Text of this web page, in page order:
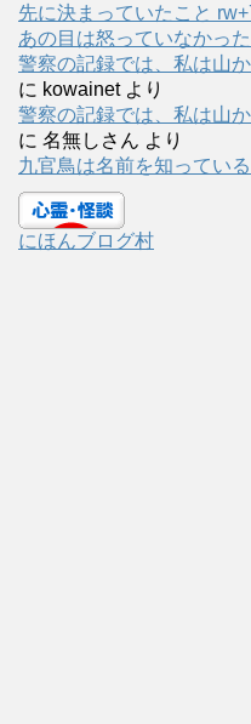
先に決まっていたこと
あの目は怒っていなかっ
警察の記録では、私は山
に kowainetより
警察の記録では、私は山
に 名無しさん より
九官鳥は名前を知ってい
にほんブログ村